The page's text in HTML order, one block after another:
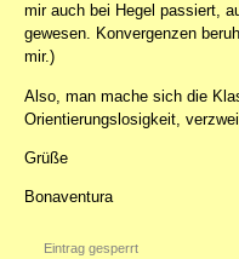
mir auch bei Hegel passiert,
gewesen. Konvergenzen
mir.)
Also, man mache sich die
Orientierungslosigkeit,
Grüße
Bonaventura
Eintrag gesperrt